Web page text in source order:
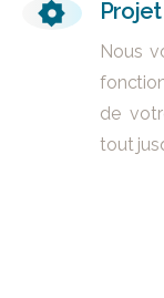
Nous
de
tout